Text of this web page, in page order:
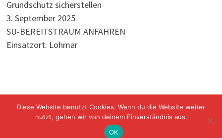
Grundschutz sicherstellen
3. September 2025
SU-BEREITSTRAUM ANFAHREN
Einsatzort: Lohmar
Freiwillige Feuerwehr Windeck Mit Stolz präsentiert von
Diese Website benutzt Cookies. Wenn du die Website weiter
nutzt, gehen wir von deinem Einverständnis aus.
OK